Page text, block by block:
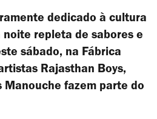
dedicado à cultura
repleta de sabores e
sábado, na Fábrica
Rajasthan Boys,
Manouche fazem parte do